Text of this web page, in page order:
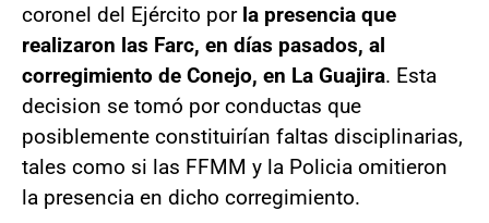
coronel del Ejército porla presencia que
realizaron las Farc, en días pasados, al
corregimiento de Conejo, en La Guajira. Esta
decision se tomó por conductas que
posiblemente constituirían faltas disciplinarias,
tales como si las FFMM y la Policia omitieron
la presencia en dicho corregimiento.